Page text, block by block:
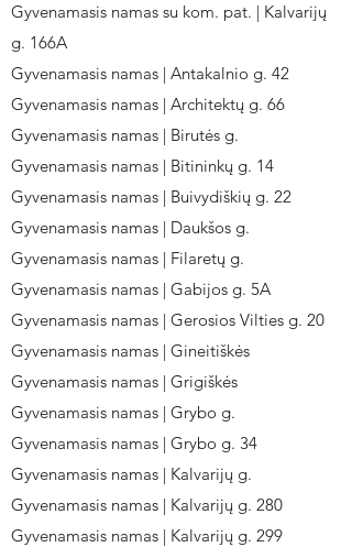
Gyvenamasis namas su kom. pat. | Kalvarijų
g. 166A
Gyvenamasis namas | Antakalnio g. 42
Gyvenamasis namas | Architektų g. 66
Gyvenamasis namas | Birutės g.
Gyvenamasis namas | Bitininkų g. 14
Gyvenamasis namas | Buivydiškių g. 22
Gyvenamasis namas | Daukšos g.
Gyvenamasis namas | Filaretų g.
Gyvenamasis namas | Gabijos g. 5A
Gyvenamasis namas | Gerosios Vilties g. 20
Gyvenamasis namas | Gineitiškės
Gyvenamasis namas | Grigiškės
Gyvenamasis namas | Grybo g.
Gyvenamasis namas | Grybo g. 34
Gyvenamasis namas | Kalvarijų g.
Gyvenamasis namas | Kalvarijų g. 280
Gyvenamasis namas | Kalvarijų g. 299